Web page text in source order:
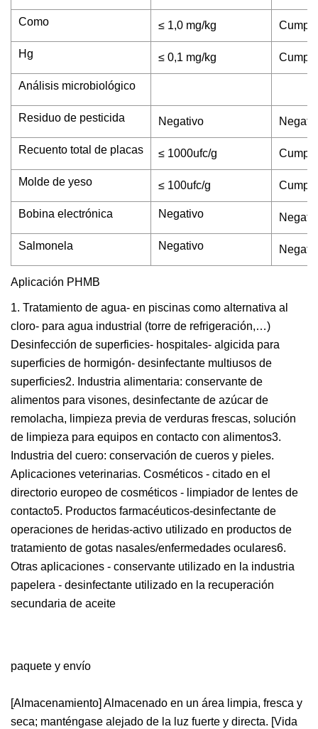
Como ≤ 1,0 mg/kg Cumple
Hg ≤ 0,1 mg/kg Cumple
Análisis microbiológico
Residuo de pesticida Negativo
Recuento total de placas ≤ 1000ufc/g Cumple
Molde de yeso ≤ 100ufc/g Cumple
Bobina electrónica Negativo
Salmonela Negativo
Aplicación PHMB
1. Tratamiento de agua- en piscinas como alternativa al
cloro- para agua industrial (torre de refrigeración,…)
Desinfección de superficies- hospitales- algicida para
superficies de hormigón- desinfectante multiusos de
superficies2. Industria alimentaria: conservante de
alimentos para visones, desinfectante de azúcar de
remolacha, limpieza previa de verduras frescas, solución
de limpieza para equipos en contacto con alimentos3.
Industria del cuero: conservación de cueros y pieles.
Aplicaciones veterinarias. Cosméticos - citado en el
directorio europeo de cosméticos - limpiador de lentes de
contacto5. Productos farmacéuticos-desinfectante de
operaciones de heridas-activo utilizado en productos de
tratamiento de gotas nasales/enfermedades oculares6.
Otras aplicaciones - conservante utilizado en la industria
papelera - desinfectante utilizado en la recuperación
secundaria de aceite
paquete y envío
[Almacenamiento] Almacenado en un área limpia, fresca y
seca; manténgase alejado de la luz fuerte y directa. [Vida